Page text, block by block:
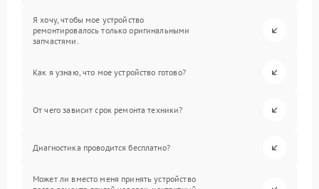
Я хочу, чтобы мое устройство
ремонтировалось только оригинальными
запчастями.
Как я узнаю, что мое устройство готово?
От чего зависит срок ремонта техники?
Диагностика проводится бесплатно?
Может ли вместо меня принять устройство